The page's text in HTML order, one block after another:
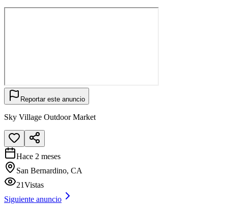
Reportar este anuncio
Sky Village Outdoor Market
Hace 2 meses
San Bernardino, CA
21Vistas
Siguiente anuncio